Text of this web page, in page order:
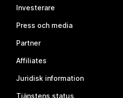
Investerare
Press och media
Partner
Affiliates
Juridisk information
Tjänstens status